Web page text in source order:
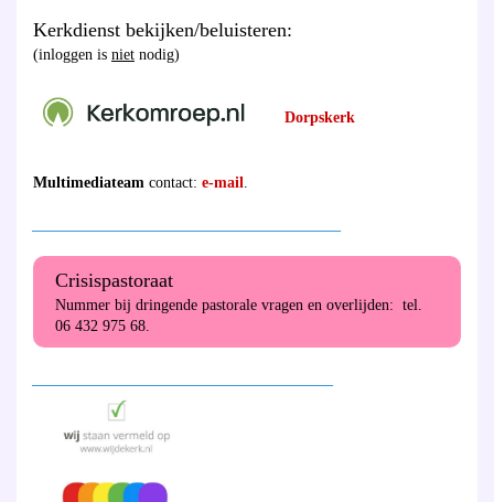
Kerkdienst bekijken/beluisteren:
(inloggen is niet nodig)
Dorpskerk
Multimediateam contact: e-mail
Crisispastoraat
Nummer bij dringende pastorale vragen en overlijden: tel.
06 432 975 68.